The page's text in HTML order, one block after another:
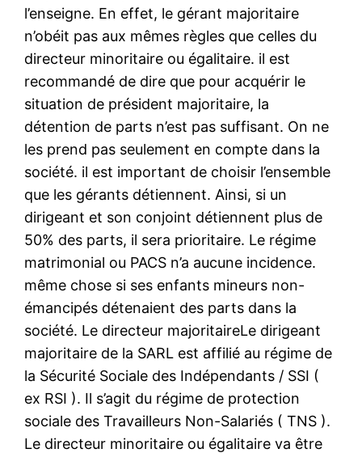
l’enseigne. En effet, le gérant majoritaire
n’obéit pas aux mêmes règles que celles du
directeur minoritaire ou égalitaire. il est
recommandé de dire que pour acquérir le
situation de président majoritaire, la
détention de parts n’est pas suffisant. On ne
les prend pas seulement en compte dans la
société. il est important de choisir l’ensemble
que les gérants détiennent. Ainsi, si un
dirigeant et son conjoint détiennent plus de
50% des parts, il sera prioritaire. Le régime
matrimonial ou PACS n’a aucune incidence.
même chose si ses enfants mineurs non-
émancipés détenaient des parts dans la
société. Le directeur majoritaireLe dirigeant
majoritaire de la SARL est affilié au régime de
la Sécurité Sociale des Indépendants / SSI (
ex RSI ). Il s’agit du régime de protection
sociale des Travailleurs Non-Salariés ( TNS ).
Le directeur minoritaire ou égalitaire va être